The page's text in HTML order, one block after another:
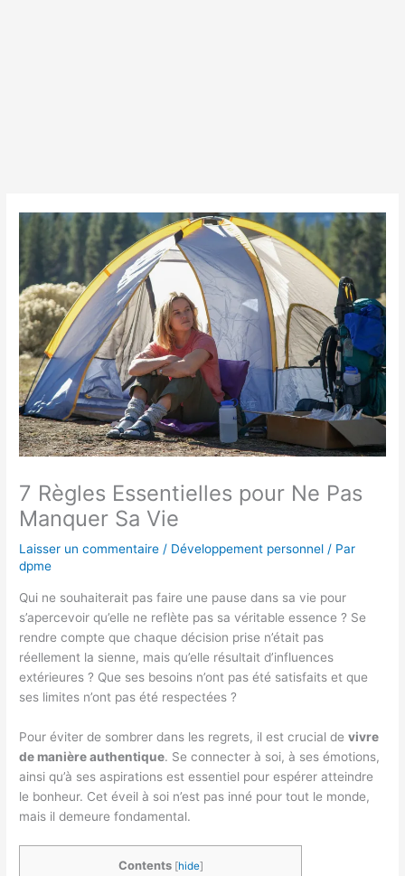
7 Règles Essentielles pour Ne Pas
Manquer Sa Vie
Laisser un commentaire / Développement personnel / Par
dpme
Qui ne souhaiterait pas faire une pause dans sa vie pour
s’apercevoir qu’elle ne reflète pas sa véritable essence ? Se
rendre compte que chaque décision prise n’était pas
réellement la sienne, mais qu’elle résultait d’influences
extérieures ? Que ses besoins n’ont pas été satisfaits et que
ses limites n’ont pas été respectées ?
Pour éviter de sombrer dans les regrets, il est crucial devivre
de manière authentique. Se connecter à soi, à ses émotions,
ainsi qu’à ses aspirations est essentiel pour espérer atteindre
le bonheur. Cet éveil à soi n’est pas inné pour tout le monde,
mais il demeure fondamental.
Contents [hide]